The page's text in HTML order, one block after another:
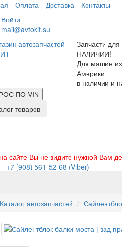
Оплата Доставка
Контакты
Войти
mail@avtokit.su
Запчасти
НАЛИЧИИ!
Для машин
Америки
в наличии и
ПОVIN
товаров
сайте Вы не видите нужной Вам
+7 (908) 561-52-68 (Viber)
Каталог автозапчастей